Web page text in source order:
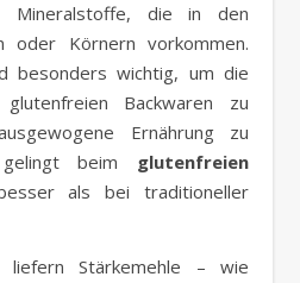
Mineralstoffe, die in den
oder Körnern vorkommen.
besonders wichtig, um die
Backwaren zu
Ernährung zu
beim glutenfreien
als bei traditioneller
liefern Stärkemehle – wie